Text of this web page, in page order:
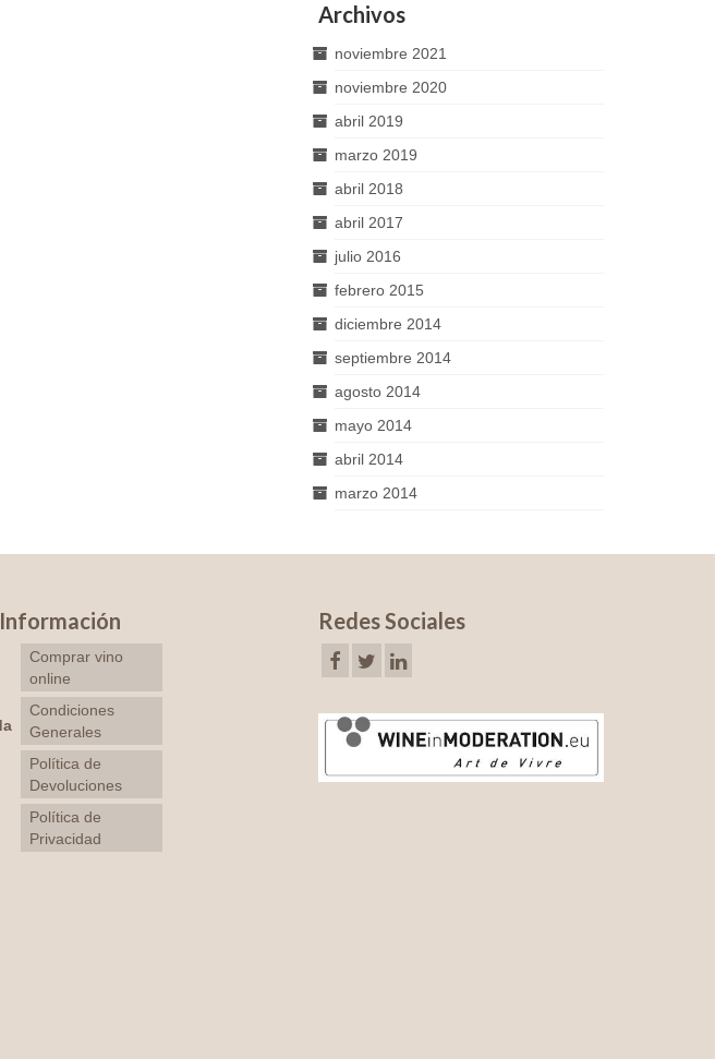
Archivos
noviembre 2021
noviembre 2020
abril 2019
marzo 2019
abril 2018
abril 2017
julio 2016
febrero 2015
diciembre 2014
septiembre 2014
agosto 2014
mayo 2014
abril 2014
marzo 2014
Información
Comprar vino
online
Condiciones
Generales
Política de
Devoluciones
Política de
Privacidad
Redes Sociales